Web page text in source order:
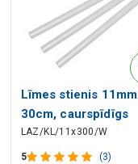
Mākslīgā intelekta aprakstsLīmes stienis 11mm
30cm, caurspīdīgs
LAZ/KL/11x300/W
5 (3)